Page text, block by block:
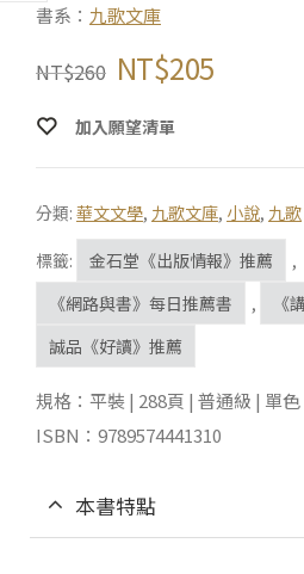
書系： 九歌文庫
NT$260 NT$205
加入願望清單
分類: 華文文學, 九歌文庫, 小說, 九歌
標籤:
金石堂《出版情報》推薦
,
《網路與書》每日推薦書
, 《
誠品《好讀》推薦
規格：平裝 | 288頁 | 普通級 | 單色
ISBN：9789574441310
本書特點